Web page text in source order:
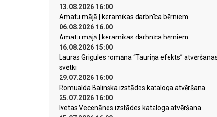
13.08.2026 16:00
Amatu mājā | keramikas darbnīca bērniem
06.08.2026 16:00
Amatu mājā | keramikas darbnīca bērniem
16.08.2026 15:00
Lauras Grigules romāna “Tauriņa efekts”
svētki
29.07.2026 16:00
Romualda Balinska izstādes kataloga atvēršana
25.07.2026 16:00
Ivetas Vecenānes izstādes kataloga atvēršana